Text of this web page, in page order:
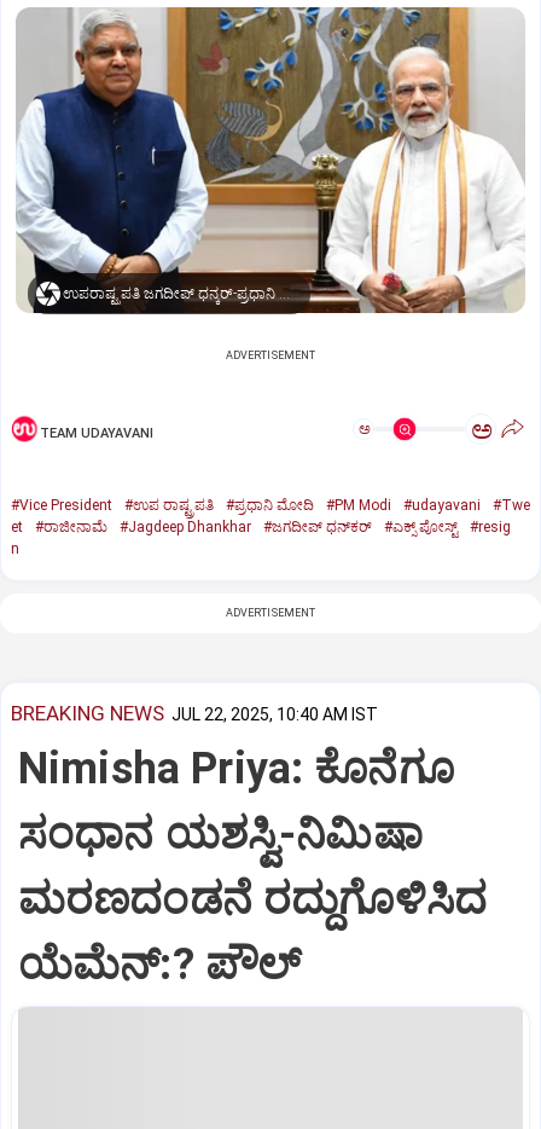
ಉಪರಾಷ್ಟ್ರಪತಿ ಜಗದೀಪ್‌ ಧನ್ಕರ್-ಪ್ರಧಾನಿ ಮೋದಿ
ADVERTISEMENT
TEAM UDAYAVANI ಅ ಅ
#Vice President #ಉಪ ರಾಷ್ಟ್ರಪತಿ #ಪ್ರಧಾನಿ ಮೋದಿ #PM Modi #udayavani
#Twe
et
#ರಾಜೀನಾಮೆ #Jagdeep Dhankhar #ಜಗದೀಪ್‌ ಧನ್‌ಕರ್‌ #ಎಕ್ಸ್‌ ಪೋಸ್ಟ್
#resig
n
ADVERTISEMENT
BREAKING NEWS JUL 22, 2025, 10:40 AM IST
Nimisha Priya: ಕೊನೆಗೂ
ಸಂಧಾನ ಯಶಸ್ವಿ-ನಿಮಿಷಾ
ಮರಣದಂಡನೆ ರದ್ದುಗೊಳಿಸಿದ
ಯೆಮೆನ್:? ಪೌಲ್